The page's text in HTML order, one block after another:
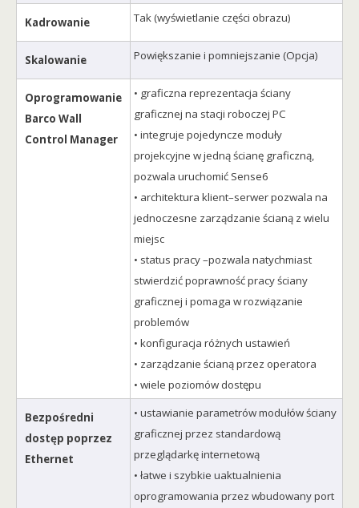
Kadrowanie Tak (wyświetlanie części obrazu)
Skalowanie Powiększanie i pomniejszanie (Opcja)
Oprogramowanie
Barco Wall
Control Manager
• graficzna reprezentacja ściany
graficznej na stacji roboczej PC
• integruje pojedyncze moduły
projekcyjne w jedną ścianę graficzną,
pozwala uruchomić Sense6
• architektura klient–serwer pozwala na
jednoczesne zarządzanie ścianą z wielu
miejsc
• status pracy –pozwala natychmiast
stwierdzić poprawność pracy ściany
graficznej i pomaga w rozwiązanie
problemów
• konfiguracja różnych ustawień
• zarządzanie ścianą przez operatora
• wiele poziomów dostępu
Bezpośredni
dostęp poprzez
Ethernet
• ustawianie parametrów modułów ściany
graficznej przez standardową
przeglądarkę internetową
• łatwe i szybkie uaktualnienia
oprogramowania przez wbudowany port